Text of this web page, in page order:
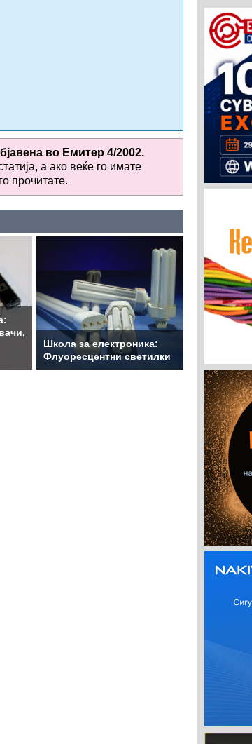
во Емитер 4/2002.
а ако веќе го имате
прочитате.
Школа за електроника:
Флуоресцентни светилки